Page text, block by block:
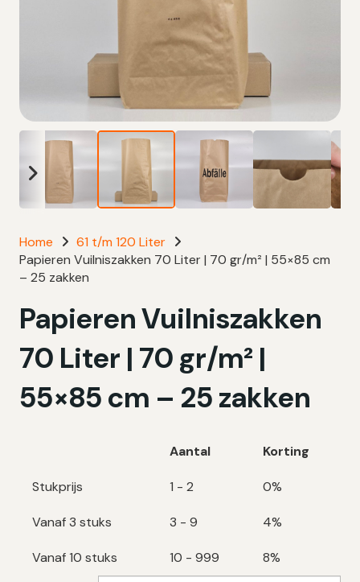
Home
61 t/m 120 Liter
Papieren Vuilniszakken 70 Liter | 70 gr/m² | 55×85 cm
– 25 zakken
Papieren Vuilniszakken
70 Liter | 70 gr/m² |
55×85 cm – 25 zakken
Aantal Korting
Stukprijs 1 - 2 0%
Vanaf 3 stuks 3 - 9 4%
Vanaf 10 stuks 10 - 999 8%